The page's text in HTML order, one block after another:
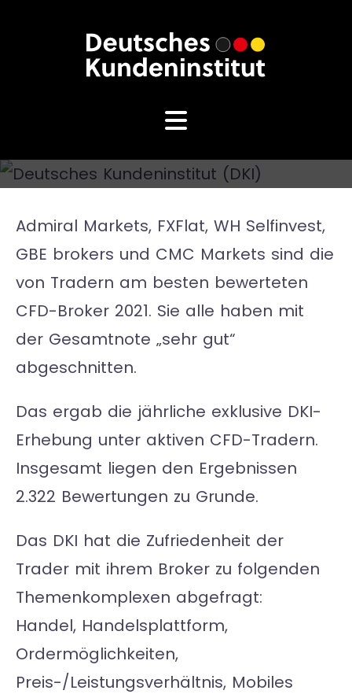
Admiral Markets, FXFlat, WH Selfinvest,
GBE brokers und CMC Markets sind die
von Tradern am besten bewerteten
CFD-Broker 2021. Sie alle haben mit
der Gesamtnote „sehr gut“
abgeschnitten.
Das ergab die jährliche exklusive DKI-
Erhebung unter aktiven CFD-Tradern.
Insgesamt liegen den Ergebnissen
2.322 Bewertungen zu Grunde.
Das DKI hat die Zufriedenheit der
Trader mit ihrem Broker zu folgenden
Themenkomplexen abgefragt:
Handel, Handelsplattform,
Ordermöglichkeiten,
Preis-/Leistungsverhältnis, Mobiles